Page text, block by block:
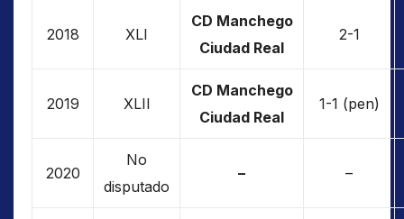
2018 XLI
CD Manchego
Ciudad Real
2-1
2019 XLII
CD Manchego
Ciudad Real
1-1 (pen)
2020
No
disputado
– –